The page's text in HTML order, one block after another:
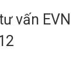
vấn EVN